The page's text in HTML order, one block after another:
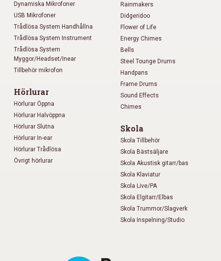
Dynamiska Mikrofoner
USB Mikrofoner
Trådlösa System Handhållna
Trådlösa System Instrument
Trådlösa System
Myggor/Headset/Inear
Tillbehör mikrofon
Hörlurar
Hörlurar Öppna
Hörlurar Halvöppna
Hörlurar Slutna
Hörlurar In-ear
Hörlurar Trådlösa
Övrigt hörlurar
Rainmakers
Didgeridoo
Flower of Life
Energy Chimes
Bells
Steel Tounge Drums
Handpans
Frame Drums
Sound Effects
Chimes
Skola
Skola Tillbehör
Skola Bästsäljare
Skola Akustisk gitarr/bas
Skola Klaviatur
Skola Live/PA
Skola Elgitarr/Elbas
Skola Trummor/Slagverk
Skola Inspelning/Studio